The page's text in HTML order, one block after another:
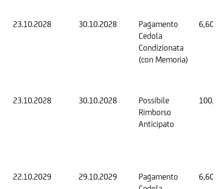
23.10.2028 30.10.2028
Pagamento
Cedola
Condizionata
(con Memoria)
6,60
23.10.2028 30.10.2028
Possibile
Rimborso
Anticipato
22.10.2029 29.10.2029
Pagamento
6,60